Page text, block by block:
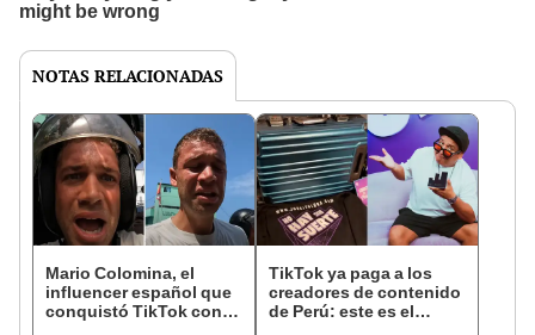
NOTAS RELACIONADAS
Mario Colomina, el
influencer español que
conquistó TikTok con
TikTok ya paga a los
creadores de contenido
de Perú: este es el